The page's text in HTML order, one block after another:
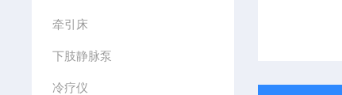
牵引床
下肢静脉泵
冷疗仪